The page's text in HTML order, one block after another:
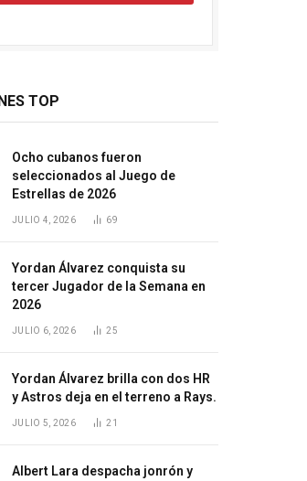
TOP
Ocho cubanos fueron
seleccionados al Juego de
Estrellas de 2026
JULIO 4, 2026 69
Yordan Álvarez conquista su
tercer Jugador de la Semana en
2026
JULIO 6, 2026 25
Yordan Álvarez brilla con dos HR
y Astros deja en el terreno a Rays.
JULIO 5, 2026 21
Albert Lara despacha jonrón y